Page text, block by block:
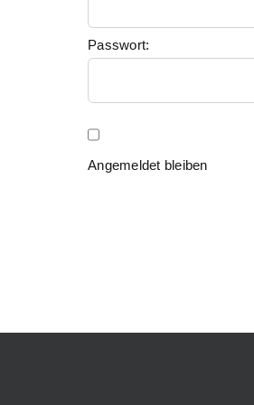
Passwort:
Angemeldet bleiben